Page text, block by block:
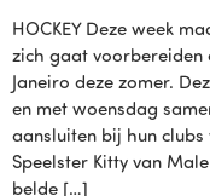
HOCKEY Deze week
zich gaat voorbereiden
Janeiro deze zomer.
en met woensdag
aansluiten bij hun
Speelster Kitty van
belde […]